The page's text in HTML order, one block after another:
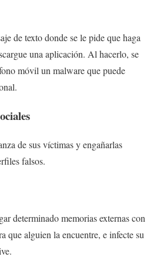
de texto donde se le pide que haga
una aplicación. Al hacerlo, se
móvil un malware que puede
de sus víctimas y engañarlas
falsos.
determinado memorias externas con
que alguien la encuentre, e infecte su